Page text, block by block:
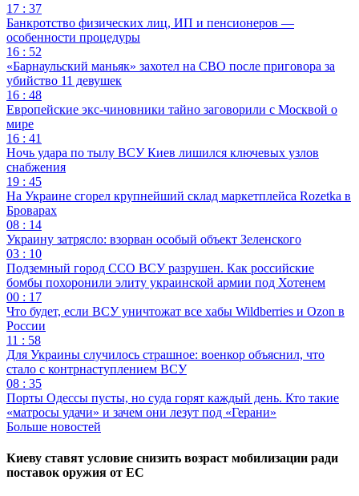
17 : 37
Банкротство физических лиц, ИП и пенсионеров —
особенности процедуры
16 : 52
«Барнаульский маньяк» захотел на СВО после приговора за
убийство 11 девушек
16 : 48
Европейские экс-чиновники тайно заговорили с Москвой о
мире
16 : 41
Ночь удара по тылу ВСУ Киев лишился ключевых узлов
снабжения
19 : 45
На Украине сгорел крупнейший склад маркетплейса Rozetka в
Броварах
08 : 14
Украину затрясло: взорван особый объект Зеленского
03 : 10
Подземный город ССО ВСУ разрушен. Как российские
бомбы похоронили элиту украинской армии под Хотенем
00 : 17
Что будет, если ВСУ уничтожат все хабы Wildberries и Ozon в
России
11 : 58
Для Украины случилось страшное: военкор объяснил, что
стало с контрнаступлением ВСУ
08 : 35
Порты Одессы пусты, но суда горят каждый день. Кто такие
«матросы удачи» и зачем они лезут под «Герани»
Больше новостей
Киеву ставят условие снизить возраст мобилизации ради
поставок оружия от ЕС